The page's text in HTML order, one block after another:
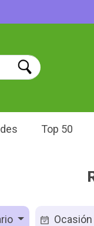
Top 50
Ocasión